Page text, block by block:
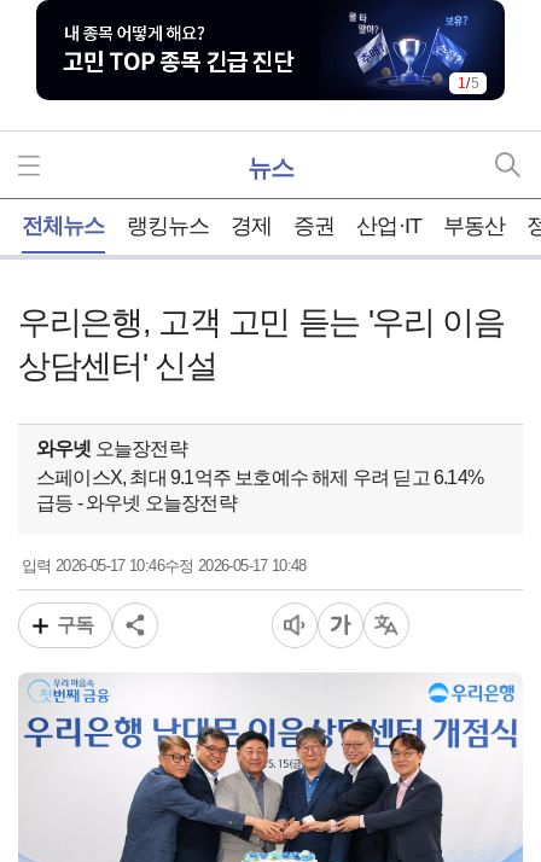
1/5
뉴스
전체뉴스 랭킹뉴스 경제 증권 산업·IT 부동산
우리은행, 고객 고민 듣는 '우리 이음
상담센터' 신설
와우넷 오늘장전략
스페이스X, 최대 9.1억주 보호예수 해제 우려 딛고 6.14%
급등 - 와우넷 오늘장전략
입력2026-05-17 10:46수정 2026-05-17 10:48
구독